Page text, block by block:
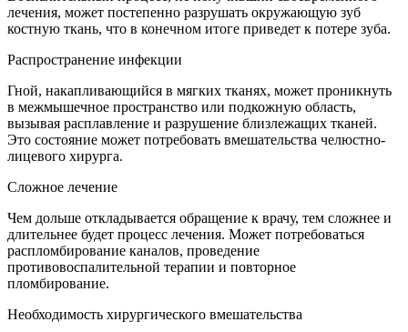
лечения, может постепенно разрушать окружающую зуб
костную ткань, что в конечном итоге приведет к потере зуба.
Распространение инфекции
Гной, накапливающийся в мягких тканях, может проникнуть
в межмышечное пространство или подкожную область,
вызывая расплавление и разрушение близлежащих тканей.
Это состояние может потребовать вмешательства челюстно-
лицевого хирурга.
Сложное лечение
Чем дольше откладывается обращение к врачу, тем сложнее и
длительнее будет процесс лечения. Может потребоваться
распломбирование каналов, проведение
противовоспалительной терапии и повторное
пломбирование.
Необходимость хирургического вмешательства